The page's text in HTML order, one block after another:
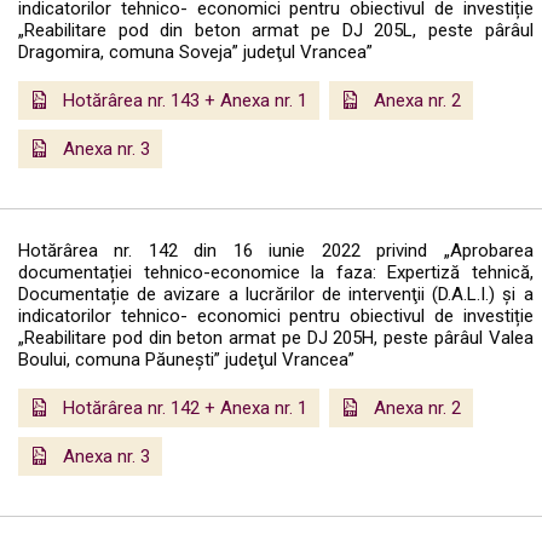
indicatorilor tehnico- economici pentru obiectivul de investiție
„Reabilitare pod din beton armat pe DJ 205L, peste pârâul
Dragomira, comuna Soveja” judeţul Vrancea”
Hotărârea nr. 143 + Anexa nr. 1 Anexa nr. 2
Anexa nr. 3
Hotărârea nr. 142 din 16 iunie 2022 privind „Aprobarea
documentației tehnico-economice la faza: Expertiză tehnică,
Documentație de avizare a lucrărilor de intervenţii (D.A.L.I.) şi a
indicatorilor tehnico- economici pentru obiectivul de investiție
„Reabilitare pod din beton armat pe DJ 205H, peste pârâul Valea
Boului, comuna Păuneşti” judeţul Vrancea”
Hotărârea nr. 142 + Anexa nr. 1 Anexa nr. 2
Anexa nr. 3